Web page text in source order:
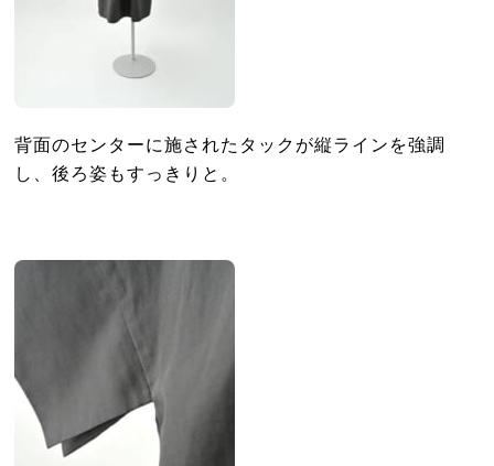
背面のセンターに施されたタックが縦ラインを強調
し、後ろ姿もすっきりと。